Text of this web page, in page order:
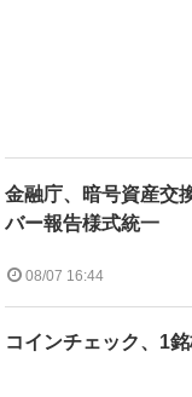
金融庁、暗号資産交
バー報告様式統一
08/07 16:44
コインチェック、1